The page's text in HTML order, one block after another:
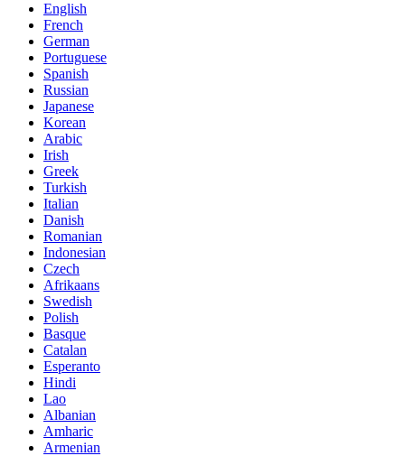
English
French
German
Portuguese
Spanish
Russian
Japanese
Korean
Arabic
Irish
Greek
Turkish
Italian
Danish
Romanian
Indonesian
Czech
Afrikaans
Swedish
Polish
Basque
Catalan
Esperanto
Hindi
Lao
Albanian
Amharic
Armenian